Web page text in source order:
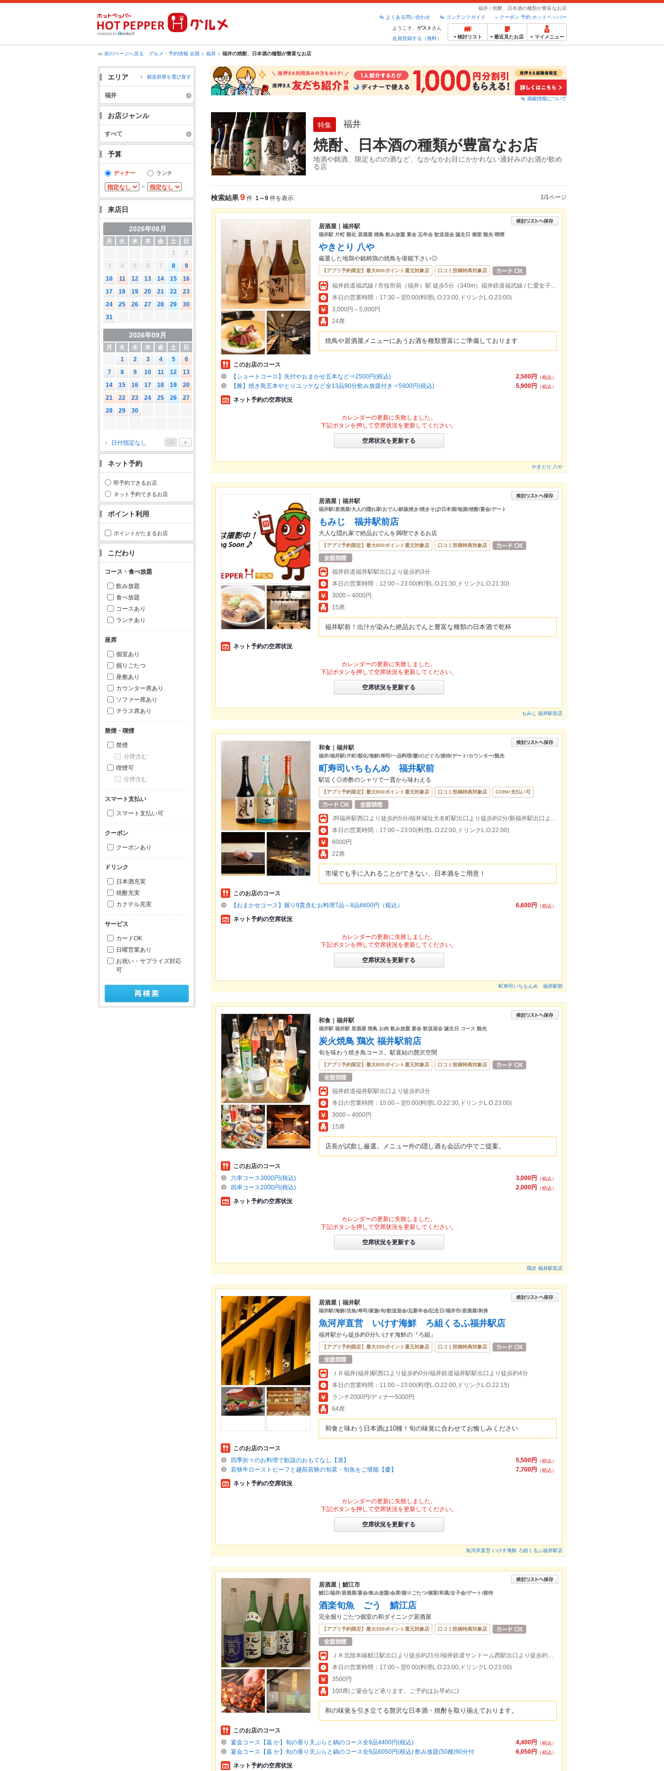
福井 / 焼酎、日本酒の種類が豊富なお店
クーポン 予約 ホットペッパー
コンテンツガイド
よくある問い合わせ
ようこそ、 ゲスト さん
会員登録する（無料）
検討リスト 最近見たお店 マイメニュー
前のページへ戻る グルメ・予約情報 全国 福井 福井の焼酎、日本酒の種類が豊富なお店
エリア 都道府県を選び直す
福井
お店ジャンル
すべて
予算
ディナー ランチ
～
来店日
2026年08月
月 火 水 木 金 土
日
1
2
3
4 5 6 7 8
9
10
11 12 13 14 15
16
17
18 19 20 21 22
23
24
25 26 27 28 29
30
31
2026年09月
月 火 水 木 金 土
日
1
2 3 4 5
6
7
8 9 10 11 12
13
14
15 16 17 18 19
20
21
22 23 24 25 26
27
28
29 30
2026年10月
月 火 水 木 金 土
日
5
12
14 15 16
19
20 21 22 23 24
25
26
27 28 29
日付指定なし
ネット予約
即予約できるお店
ネット予約できるお店
ポイント利用
ポイントがたまるお店
こだわり
コース・食べ放題
飲み放題
食べ放題
コースあり
ランチあり
座席
個室あり
掘りごたつ
座敷あり
カウンター席あり
ソファー席あり
テラス席あり
禁煙・喫煙
禁煙
分煙含む
喫煙可
分煙含む
スマート支払い
スマート支払い可
クーポン
クーポンあり
ドリンク
日本酒充実
焼酎充実
カクテル充実
サービス
カードOK
日曜営業あり
お祝い・サプライズ対応
可
掲載情報について
特集 福井
焼酎、日本酒の種類が豊富なお店
地酒や銘酒、限定ものの酒など、なかなかお目にかかれない通好みのお酒が飲め
る店
検索結果9 件 1～9 件を表示 1/1ページ
居酒屋｜福井駅
福井駅 片町 順化 居酒屋 焼鳥 飲み放題 宴会 忘年会 歓送迎会 誕生日 個室 観光 喫煙
やきとり 八や
厳選した地鶏や銘柄鶏の焼鳥を堪能下さい◎
【アプリ予約限定】最大800ポイント還元対象店 口コミ投稿特典対象店
福井鉄道福武線 / 市役所前（福井）駅 徒歩5分（340m）福井鉄道福武線 / 仁愛女子高校駅 徒歩8分（570m）
本日の営業時間：17:30～翌0:00(料理L.O.23:00,ドリンクL.O.23:00)
3,000円～5,000円
24席
焼鳥や居酒屋メニューにあうお酒を種類豊富にご準備しております
このお店のコース
2,500円
（税込）
【ショートコース】先付やおまかせ五本など⇒2500円(税込)
5,900円
（税込）
【雅】焼き鳥五本やとりユッケなど全13品90分飲み放題付き⇒5900円(税込)
ネット予約の空席状況
カレンダーの更新に失敗しました。
下記ボタンを押して空席状況を更新してください。
空席状況を更新する
やきとり 八や
居酒屋｜福井駅
福井駅/居酒屋/大人の隠れ家/おでん/鉄板焼き/焼きそば/日本酒/地酒/焼酎/宴会/デート
もみじ 福井駅前店
大人な隠れ家で絶品おでんを満喫できるお店
【アプリ予約限定】最大800ポイント還元対象店 口コミ投稿特典対象店
福井鉄道福井駅駅出口より徒歩約3分
本日の営業時間：12:00～23:00(料理L.O.21:30,ドリンクL.O.21:30)
3000～4000円
15席
福井駅前！出汁が染みた絶品おでんと豊富な種類の日本酒で乾杯
ネット予約の空席状況
カレンダーの更新に失敗しました。
下記ボタンを押して空席状況を更新してください。
空席状況を更新する
もみじ 福井駅前店
和食｜福井駅
福井/福井駅/片町/順化/海鮮/寿司/一品料理/蟹/のどぐろ/接待/デート/カウンター/観光
町寿司いちもんめ 福井駅前
駅近く◎赤酢のシャリで一貫から味わえる
【アプリ予約限定】最大800ポイント還元対象店 口コミ投稿特典対象店 COIN+支払い可
JR福井駅西口より徒歩約5分/福井城址大名町駅出口より徒歩約2分/新福井駅出口より徒歩約7分
本日の営業時間：17:00～23:00(料理L.O.22:00,ドリンクL.O.22:00)
6000円
22席
市場でも手に入れることができない、日本酒をご用意！
このお店のコース
6,600円
（税込）
【おまかせコース】握り9貫含むお料理7品～8品6600円（税込）
ネット予約の空席状況
カレンダーの更新に失敗しました。
下記ボタンを押して空席状況を更新してください。
空席状況を更新する
町寿司いちもんめ 福井駅前
和食｜福井駅
福井駅 福井駅 居酒屋 焼鳥 お肉 飲み放題 宴会 歓送迎会 誕生日 コース 観光
炭火焼鳥 鶏次 福井駅前店
旬を味わう焼き鳥コース。駅直結の贅沢空間
【アプリ予約限定】最大800ポイント還元対象店 口コミ投稿特典対象店
福井鉄道福井駅駅出口より徒歩約3分
本日の営業時間：15:00～翌0:00(料理L.O.22:30,ドリンクL.O.23:00)
3000～4000円
15席
店長が試飲し厳選。メニュー外の隠し酒も会話の中でご提案。
このお店のコース
3,000円
（税込）
六串コース3000円(税込)
2,000円
（税込）
四串コース2000円(税込)
ネット予約の空席状況
カレンダーの更新に失敗しました。
下記ボタンを押して空席状況を更新してください。
空席状況を更新する
鶏次 福井駅前店
居酒屋｜福井駅
福井駅/海鮮/活魚/寿司/家族/旬/歓送迎会/忘新年会/記念日/福井市/居酒屋/刺身
魚河岸直営 いけす海鮮 ろ組くるふ福井駅店
福井駅から徒歩約0分!いけす海鮮の『ろ組』
【アプリ予約限定】最大350ポイント還元対象店 口コミ投稿特典対象店
ＪＲ福井(福井)駅西口より徒歩約0分/福井鉄道福井駅駅出口より徒歩約4分
本日の営業時間：11:00～23:00(料理L.O.22:00,ドリンクL.O.22:15)
ランチ2000円/ディナー5000円
64席
和食と味わう日本酒は10種！旬の味覚に合わせてお愉しみください
このお店のコース
5,500円
（税込）
四季折々のお料理で歓談のおもてなし【凛】
7,700円
（税込）
若狭牛ローストビーフと越前若狭の旬菜・旬魚をご堪能【慶】
ネット予約の空席状況
カレンダーの更新に失敗しました。
下記ボタンを押して空席状況を更新してください。
空席状況を更新する
魚河岸直営 いけす海鮮 ろ組くるふ福井駅店
居酒屋｜鯖江市
鯖江/福井/居酒屋/宴会/飲み放題/会席/掘りごたつ/個室/和風/女子会/デート/接待
酒楽旬魚 ごう 鯖江店
完全掘りごたつ個室の和ダイニング居酒屋
【アプリ予約限定】最大350ポイント還元対象店 口コミ投稿特典対象店
ＪＲ北陸本線鯖江駅出口より徒歩約21分/福井鉄道サンドーム西駅出口より徒歩約17分
本日の営業時間：17:00～翌0:00(料理L.O.23:00,ドリンクL.O.23:00)
3500円
100席(ご宴会など承ります。ご予約はお早めに)
和の味覚を引き立てる贅沢な日本酒・焼酎を取り揃えております。
このお店のコース
4,400円
（税込）
宴会コース【嘉 か】旬の香り天ぷらと鍋のコース全9品4400円(税込)
6,050円
（税込）
宴会コース【嘉 か】旬の香り天ぷらと鍋のコース全9品6050円(税込) 飲み放題(50種)90分付
ネット予約の空席状況